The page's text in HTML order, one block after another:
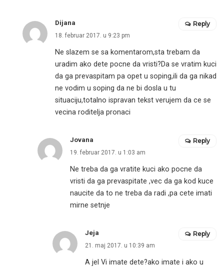
Dijana
18. februar 2017. u 9:23 pm
Ne slazem se sa komentarom,sta trebam da
uradim ako dete pocne da vristi?Da se vratim kuci
da ga prevaspitam pa opet u soping,ili da ga nikad
ne vodim u soping da ne bi dosla u tu
situaciju,totalno ispravan tekst verujem da ce se
vecina roditelja pronaci
Reply
Jovana
19. februar 2017. u 1:03 am
Ne treba da ga vratite kuci ako pocne da
vristi da ga prevaspitate ,vec da ga kod kuce
naucite da to ne treba da radi ,pa cete imati
mirne setnje
Reply
Jeja
21. maj 2017. u 10:39 am
A jel Vi imate dete?ako imate i ako u
Reply